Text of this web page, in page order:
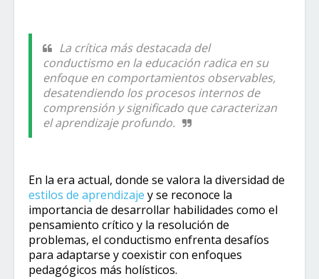
La crítica más destacada del
conductismo en la educación radica en su
enfoque en comportamientos observables,
desatendiendo los procesos internos de
comprensión y significado que caracterizan
el aprendizaje profundo.
En la era actual, donde se valora la diversidad de
estilos de aprendizaje y se reconoce la
importancia de desarrollar habilidades como el
pensamiento crítico y la resolución de
problemas, el conductismo enfrenta desafíos
para adaptarse y coexistir con enfoques
pedagógicos más holísticos.